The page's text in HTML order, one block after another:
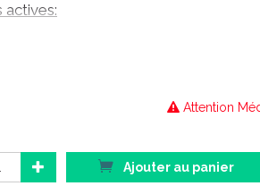
actives:
utilisé en ophtalmologie et
des fatigues oculaires.
: pour traiter l'hyperhidrose.
Attention
Ajouter au panier